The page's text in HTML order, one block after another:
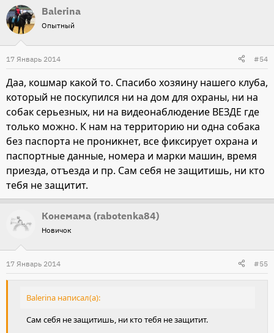
Balerina
Опытный
17 Январь 2014 #54
Даа, кошмар какой то. Спасибо хозяину нашего клуба,
который не поскупился ни на дом для охраны, ни на
собак серьезных, ни на видеонаблюдение ВЕЗДЕ где
только можно. К нам на территорию ни одна собака
без паспорта не проникнет, все фиксирует охрана и
паспортные данные, номера и марки машин, время
приезда, отъезда и пр. Сам себя не защитишь, ни кто
тебя не защитит.
Конемама (rabotenka84)
Новичок
17 Январь 2014 #55
Balerina написал(а):
Сам себя не защитишь, ни кто тебя не защитит.